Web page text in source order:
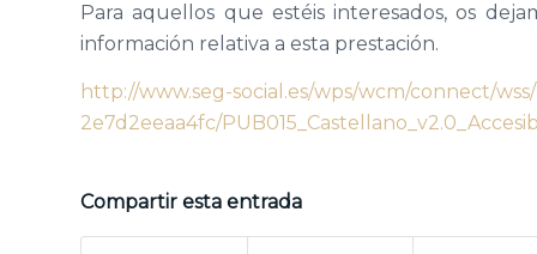
Para aquellos que estéis interesados, os
información relativa a esta prestación.
http://www.seg-social.es/wps/wcm/connect/
2e7d2eeaa4fc/
Compartir esta entrada